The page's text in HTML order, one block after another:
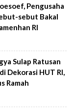
Pengusaha
sebut Bakal
RI
Sulap Ratusan
Dekorasi HUT RI,
Ramah